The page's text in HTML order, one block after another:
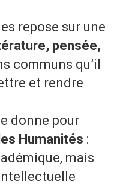
repose sur une
pensée,
communs qu’il
et rendre
donne pour
Humanités :
mais